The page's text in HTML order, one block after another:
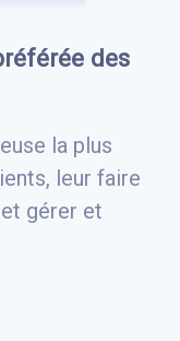
des
la plus
leur faire
gérer et